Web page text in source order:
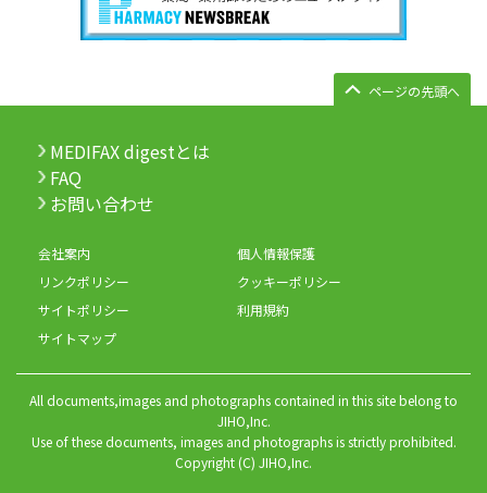
ページの先頭へ
MEDIFAX digestとは
FAQ
お問い合わせ
会社案内
個人情報保護
リンクポリシー
クッキーポリシー
サイトポリシー
利用規約
サイトマップ
All documents,images and photographs contained in this site belong to
JIHO,Inc.
Use of these documents, images and photographs is strictly prohibited.
Copyright (C) JIHO,Inc.